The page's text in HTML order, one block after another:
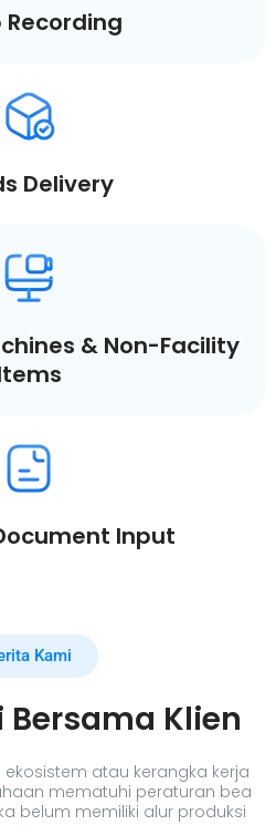
Recording
Delivery
& Non-Facility
Input
Kami
Klien
atau kerangka kerja
mematuhi peraturan bea
belum memiliki alur produksi